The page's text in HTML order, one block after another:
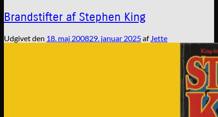
Brandstifter af Stephen King
Udgivet den 18. maj 200829. januar 2025af Jette